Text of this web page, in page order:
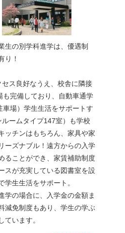
生の別学科進学は、優遇制
り！
ス良好なうえ、校舎に隣接
も完備しており、自動車通学
場）学生生活をサポートす
ームタイプ147室）も学校
ッチンはもちろん、家具や家
ーズナブル！遠方からの入学
ることができ、家賃補助制度
スが充実している図書室を設
生生活をサポート。
学の場合に、入学金の金額ま
減免制度もあり、学生の学ぶ
ています。